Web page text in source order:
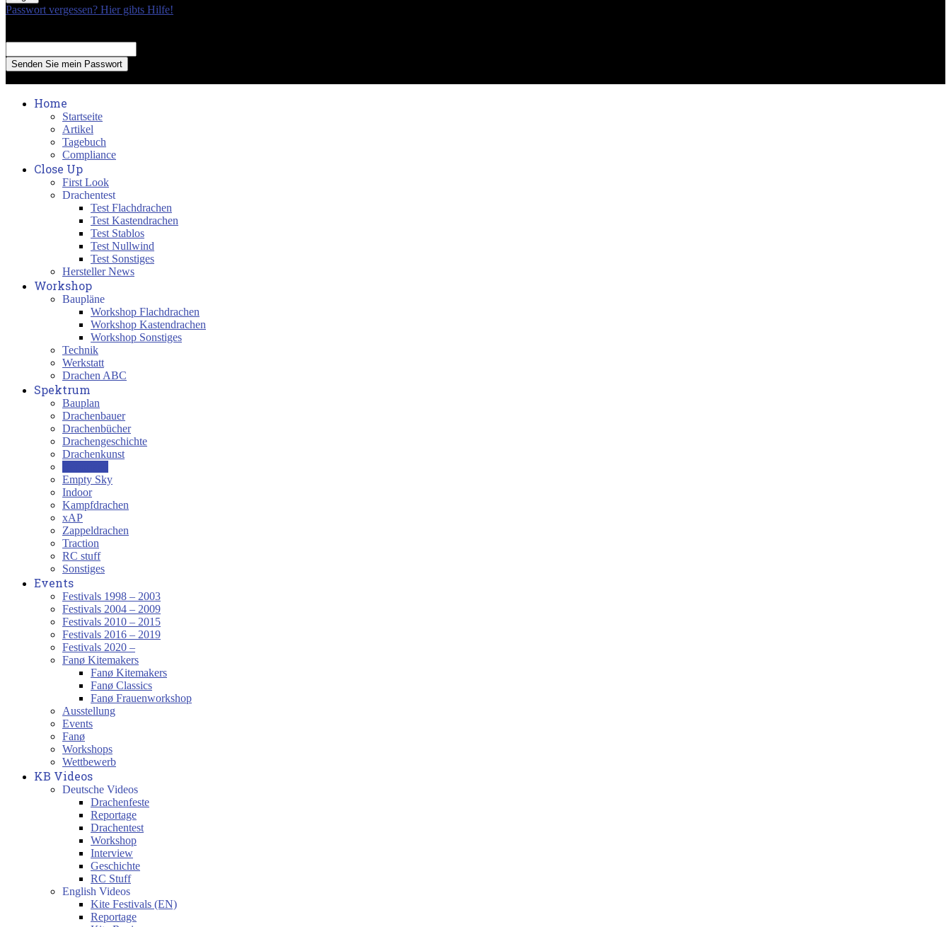
Passwort vergessen? Hier gibts Hilfe!
Home
Startseite
Artikel
Tagebuch
Compliance
Close Up
First Look
Drachentest
Test Flachdrachen
Test Kastendrachen
Test Stablos
Test Nullwind
Test Sonstiges
Hersteller News
Workshop
Baupläne
Workshop Flachdrachen
Workshop Kastendrachen
Workshop Sonstiges
Technik
Werkstatt
Drachen ABC
Spektrum
Bauplan
Drachenbauer
Drachenbücher
Drachengeschichte
Drachenkunst
Empty Sky
Indoor
Kampfdrachen
xAP
Zappeldrachen
Traction
RC stuff
Sonstiges
Events
Festivals 1998 – 2003
Festivals 2004 – 2009
Festivals 2010 – 2015
Festivals 2016 – 2019
Festivals 2020 –
Fanø Kitemakers
Fanø Kitemakers
Fanø Classics
Fanø Frauenworkshop
Ausstellung
Events
Fanø
Workshops
Wettbewerb
KB Videos
Deutsche Videos
Drachenfeste
Reportage
Drachentest
Workshop
Interview
Geschichte
RC Stuff
English Videos
Kite Festivals (EN)
Reportage